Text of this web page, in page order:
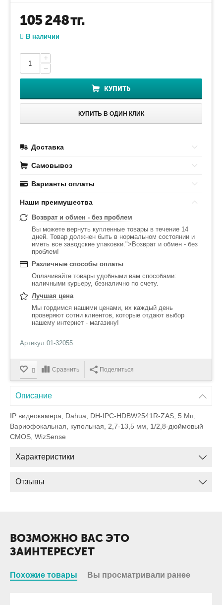
105 248тг.
В наличии
+
−
КУПИТЬ
КУПИТЬ В ОДИН КЛИК
Доставка
Самовывоз
Варианты оплаты
Наши преимушества
Возврат и обмен - без проблем
Вы можете вернуть купленные товары в течение 14
дней. Товар должнен быть в нормальном состоянии и
иметь все заводские упаковки.">Возврат и обмен - без
проблем!
Различные способы оплаты
Оплачивайте товары удобными вам способами:
наличными курьеру, безналично по счету.
Лучшая цена
Мы гордимся нашими ценами, их каждый день
проверяют сотни клиентов, которые отдают выбор
нашему интернет - магазину!
Артикул:01-32055.
Сравнить Поделиться
Описание
IP видеокамера, Dahua, DH-IPC-HDBW2541R-ZAS, 5 Мп,
Вариофокальная, купольная, 2,7-13,5 мм, 1/2,8-дюймовый
CMOS, WizSense
Характеристики
Отзывы
ВОЗМОЖНО ВАС ЭТО
ЗАИНТЕРЕСУЕТ
Похожие товары Вы просматривали ранее